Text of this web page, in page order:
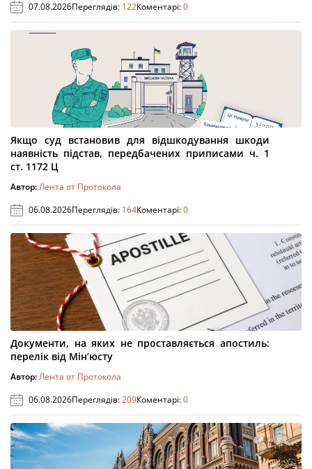
07.08.2026Переглядів: 122Коментарі:0
Якщо суд встановив для відшкодування шкоди
наявність підстав, передбачених приписами ч. 1
ст. 1172 Ц
Автор:Лента от Протокола
06.08.2026Переглядів: 164Коментарі:0
Документи, на яких не проставляється апостиль:
перелік від Мін’юсту
Автор:Лента от Протокола
06.08.2026Переглядів:209Коментарі:0